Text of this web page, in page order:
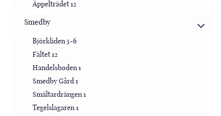
Äppelträdet 12
Smedby
Björkliden 5-6
Fältet 12
Handelsboden 1
Smedby Gård 1
Smältardrängen 1
Tegelslagaren 1